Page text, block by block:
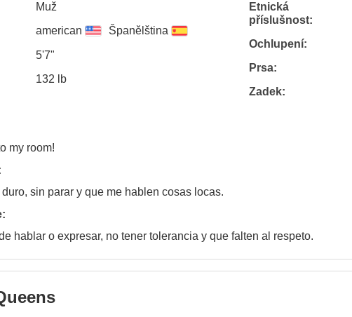
Muž
american Španělština
5'7"
132 lb
Etnická
příslušnost:
Ochlupení:
Prsa:
Zadek:
my room!
sin parar y que me hablen cosas locas.
hablar o expresar, no tener tolerancia y que falten al respeto.